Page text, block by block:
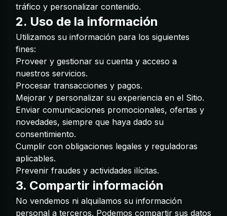
tráfico y personalizar contenido.
2. Uso de la información
Utilizamos su información para los siguientes
fines:
Proveer y gestionar su cuenta y acceso a
nuestros servicios.
Procesar transacciones y pagos.
Mejorar y personalizar su experiencia en el Sitio.
Enviar comunicaciones promocionales, ofertas y
novedades, siempre que haya dado su
consentimiento.
Cumplir con obligaciones legales y reguladoras
aplicables.
Prevenir fraudes y actividades ilícitas.
3. Compartir información
No vendemos ni alquilamos su información
personal a terceros. Podemos compartir sus datos